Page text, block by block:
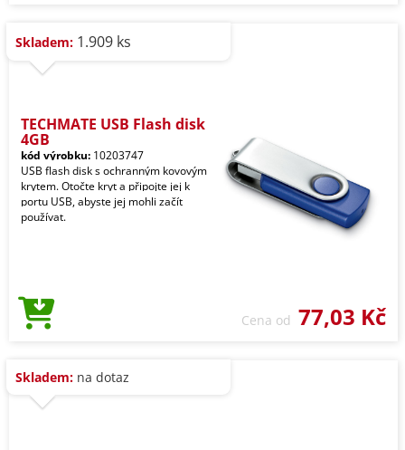
Skladem: 1.909 ks
TECHMATE USB Flash disk
4GB
kód výrobku: 10203747
USB flash disk s ochranným kovovým
krytem. Otočte kryt a připojte jej k
portu USB, abyste jej mohli začít
používat.
Cena od 77,03 Kč
Skladem: na dotaz